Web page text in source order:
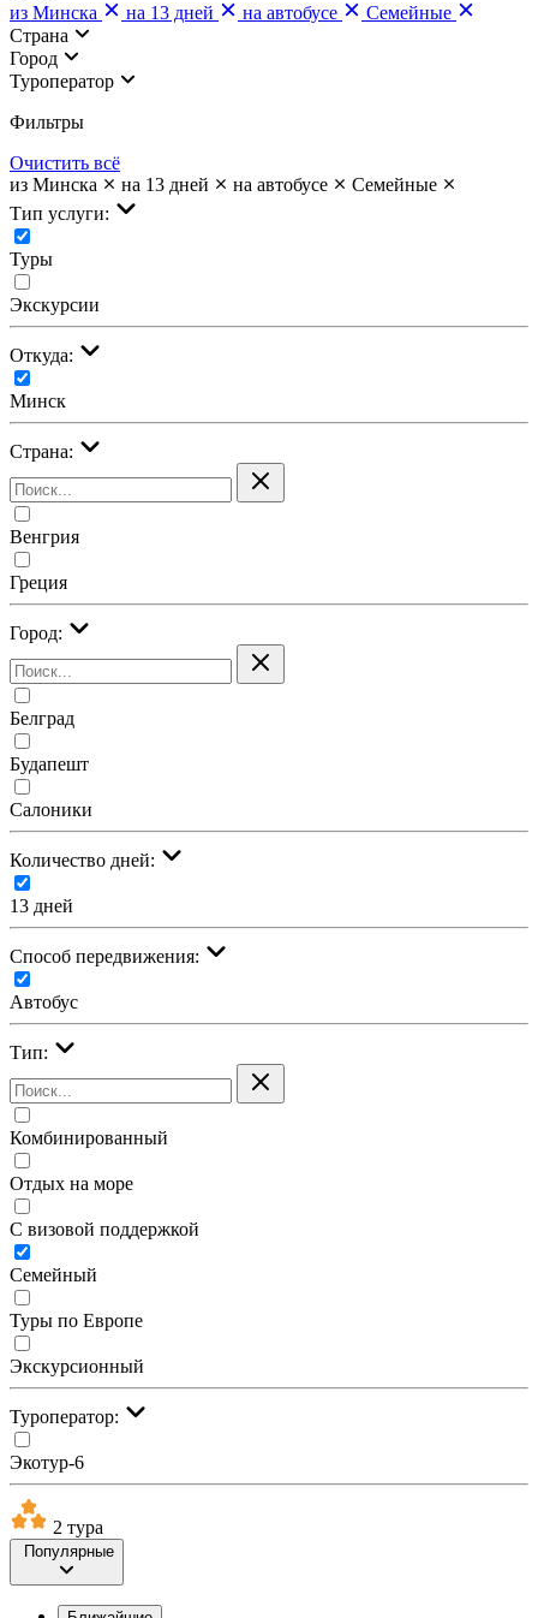
из Минска
на 13 дней на автобусе
Семейные
Страна
Город
Туроператор
Фильтры
Очистить всё
из Минска
на 13 дней на автобусе
Семейные
Тип услуги:
Туры
Экскурсии
Откуда:
Минск
Страна:
Венгрия
Греция
Город:
Белград
Будапешт
Салоники
Количество дней:
13 дней
Cпособ передвижения:
Автобус
Тип:
Комбинированный
Отдых на море
С визовой поддержкой
Семейный
Туры по Европе
Экскурсионный
Туроператор:
Экотур-6
2 тура
Популярные